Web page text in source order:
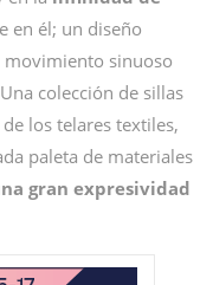
en él; un diseño
movimiento sinuoso
colección de sillas
los telares textiles,
paleta de materiales
gran expresividad